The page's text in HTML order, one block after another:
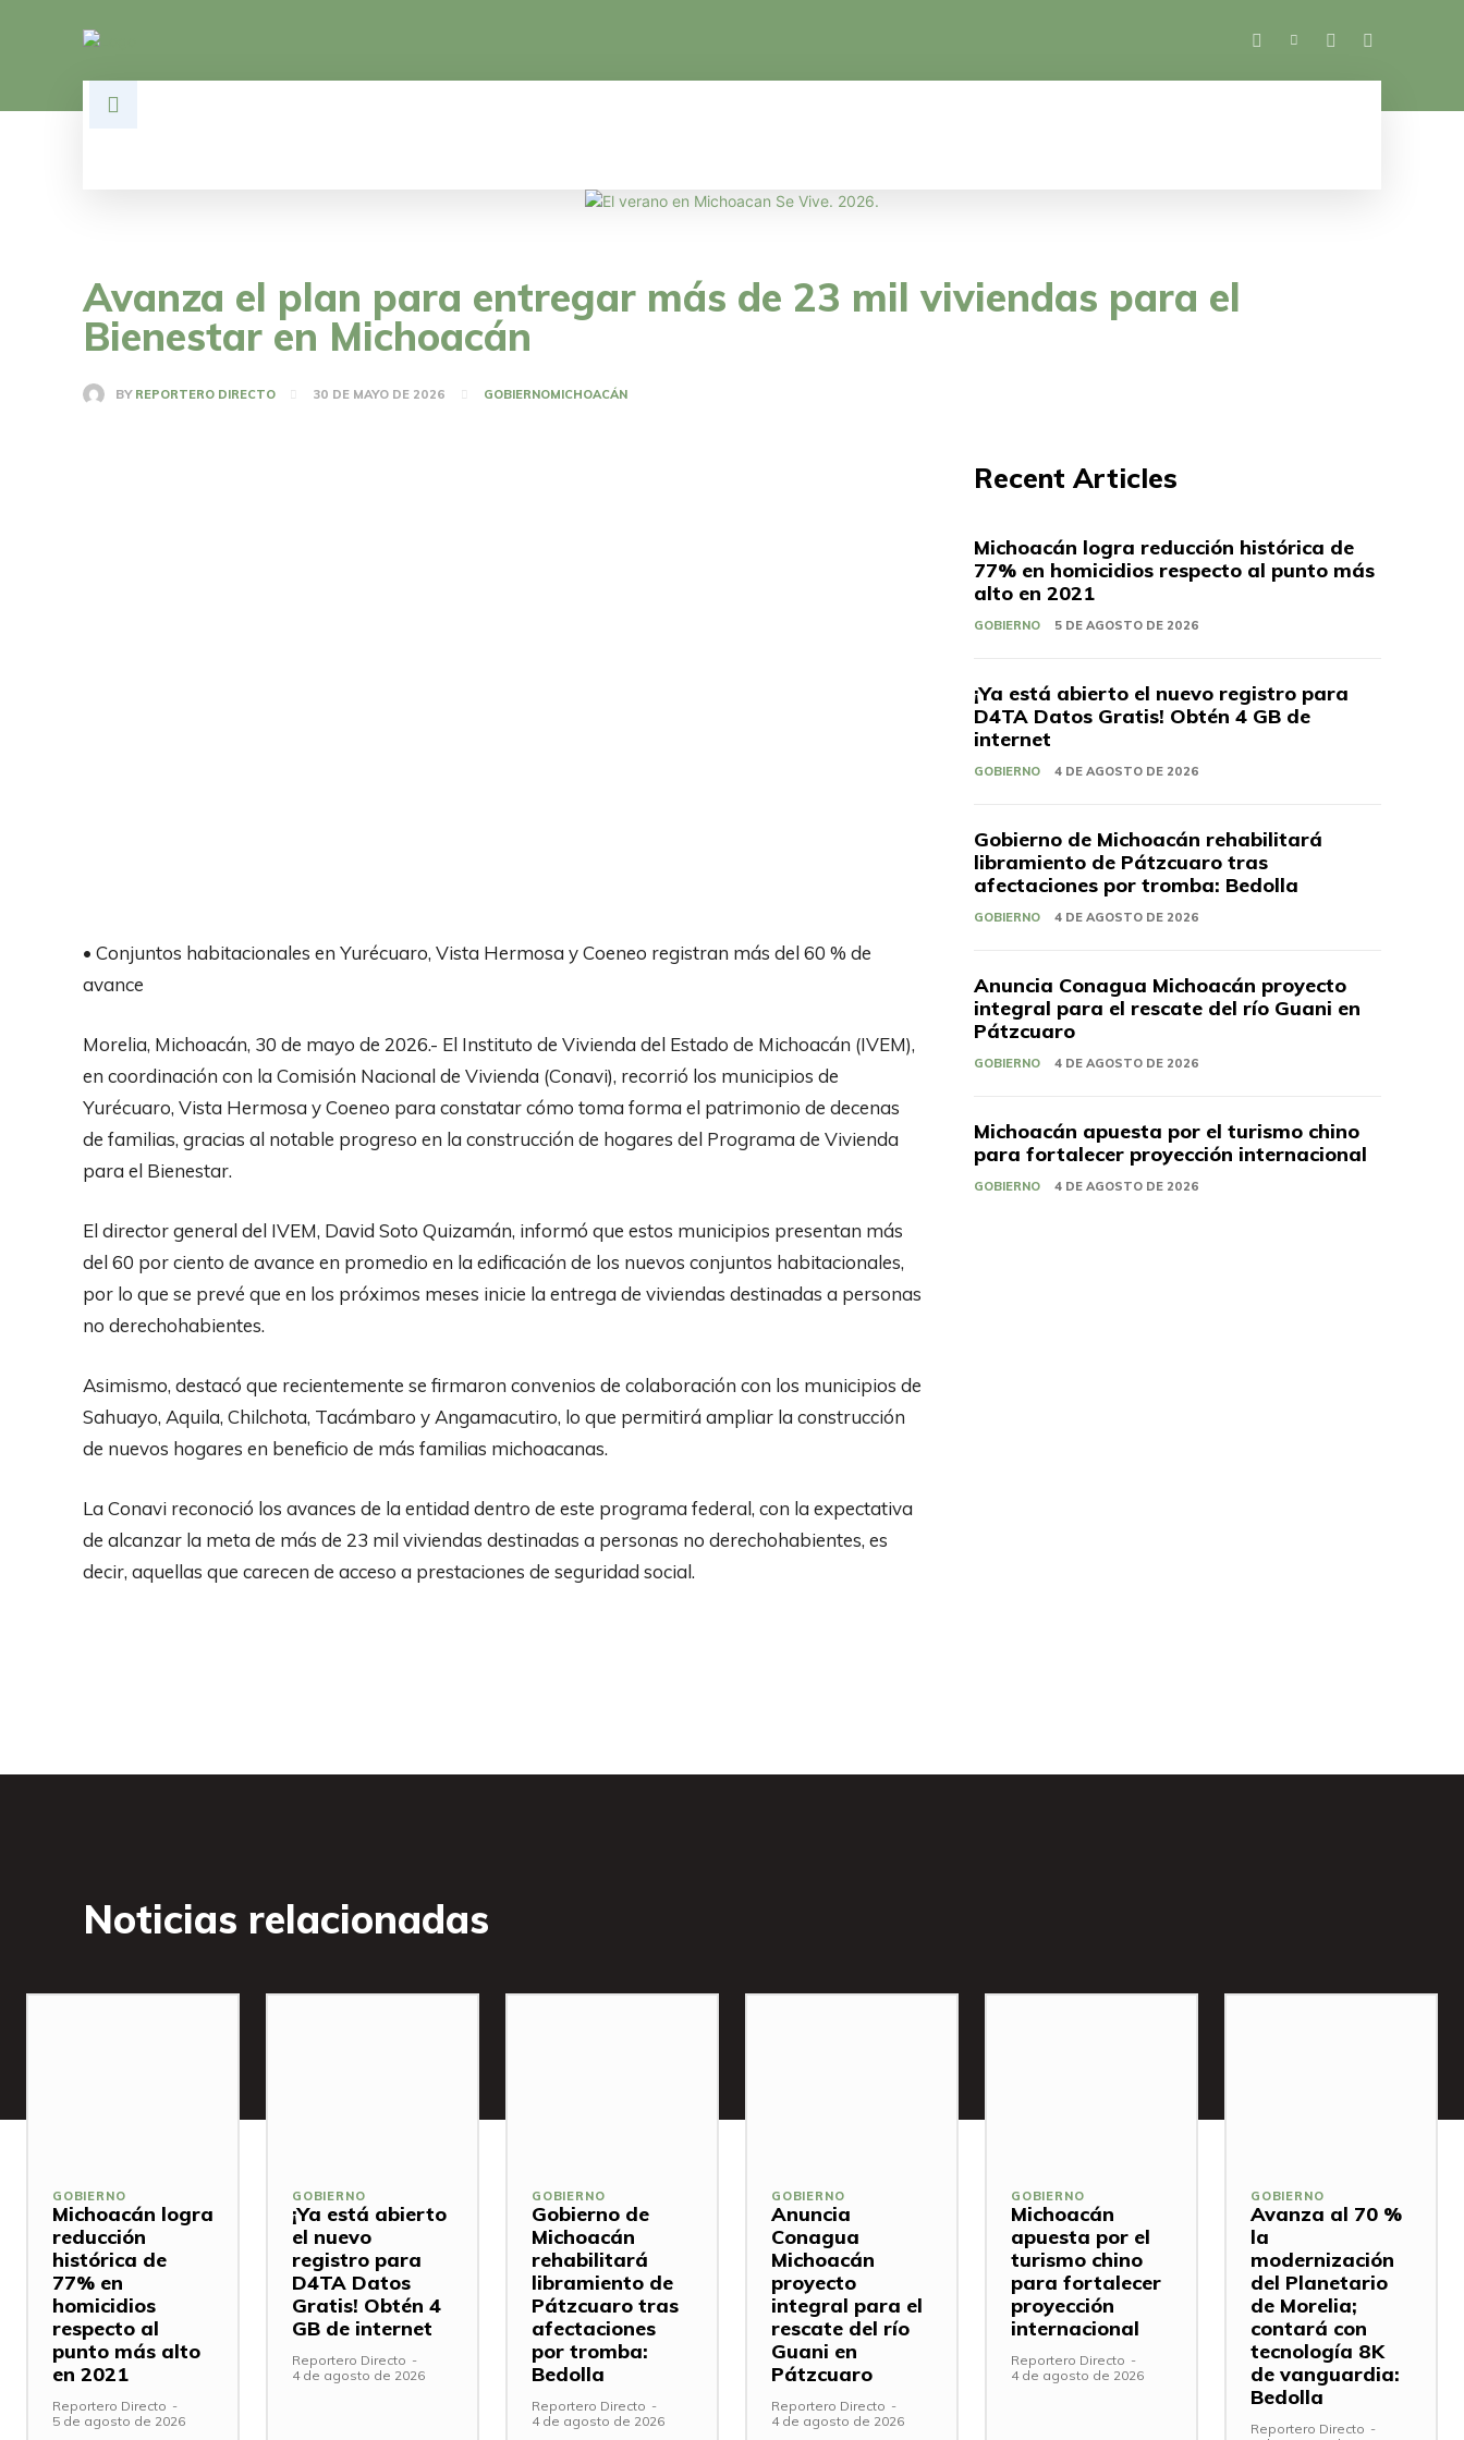
Avanza el plan para entregar más de 23 mil viviendas para el
Bienestar en Michoacán
BY REPORTERO DIRECTO 30 DE MAYO DE 2026 GOBIERNOMICHOACÁN
• Conjuntos habitacionales en Yurécuaro, Vista Hermosa y Coeneo registran más del 60 % de
avance
Morelia, Michoacán, 30 de mayo de 2026.- El Instituto de Vivienda del Estado de Michoacán (IVEM),
en coordinación con la Comisión Nacional de Vivienda (Conavi), recorrió los municipios de
Yurécuaro, Vista Hermosa y Coeneo para constatar cómo toma forma el patrimonio de decenas
de familias, gracias al notable progreso en la construcción de hogares del Programa de Vivienda
para el Bienestar.
El director general del IVEM, David Soto Quizamán, informó que estos municipios presentan más
del 60 por ciento de avance en promedio en la edificación de los nuevos conjuntos habitacionales,
por lo que se prevé que en los próximos meses inicie la entrega de viviendas destinadas a personas
no derechohabientes.
Asimismo, destacó que recientemente se firmaron convenios de colaboración con los municipios de
Sahuayo, Aquila, Chilchota, Tacámbaro y Angamacutiro, lo que permitirá ampliar la construcción
de nuevos hogares en beneficio de más familias michoacanas.
La Conavi reconoció los avances de la entidad dentro de este programa federal, con la expectativa
de alcanzar la meta de más de 23 mil viviendas destinadas a personas no derechohabientes, es
decir, aquellas que carecen de acceso a prestaciones de seguridad social.
Recent Articles
Michoacán logra reducción histórica de
77% en homicidios respecto al punto más
alto en 2021
GOBIERNO 5 DE AGOSTO DE 2026
¡Ya está abierto el nuevo registro para
D4TA Datos Gratis! Obtén 4 GB de
internet
GOBIERNO 4 DE AGOSTO DE 2026
Gobierno de Michoacán rehabilitará
libramiento de Pátzcuaro tras
afectaciones por tromba: Bedolla
GOBIERNO 4 DE AGOSTO DE 2026
Anuncia Conagua Michoacán proyecto
integral para el rescate del río Guani en
Pátzcuaro
GOBIERNO 4 DE AGOSTO DE 2026
Michoacán apuesta por el turismo chino
para fortalecer proyección internacional
GOBIERNO 4 DE AGOSTO DE 2026
Noticias relacionadas
GOBIERNO
Michoacán logra
reducción
histórica de
77% en
homicidios
respecto al
punto más alto
en 2021
Reportero Directo -
5 de agosto de 2026
GOBIERNO
¡Ya está abierto
el nuevo
registro para
D4TA Datos
Gratis! Obtén 4
GB de internet
Reportero Directo -
4 de agosto de 2026
GOBIERNO
Gobierno de
Michoacán
rehabilitará
libramiento de
Pátzcuaro tras
afectaciones
por tromba:
Bedolla
Reportero Directo -
4 de agosto de 2026
GOBIERNO
Anuncia
Conagua
Michoacán
proyecto
integral para el
rescate del río
Guani en
Pátzcuaro
Reportero Directo -
4 de agosto de 2026
GOBIERNO
Michoacán
apuesta por el
turismo chino
para fortalecer
proyección
internacional
Reportero Directo -
4 de agosto de 2026
GOBIERNO
Avanza al 70 %
la
modernización
del Planetario
de Morelia;
contará con
tecnología 8K
de vanguardia:
Bedolla
Reportero Directo -